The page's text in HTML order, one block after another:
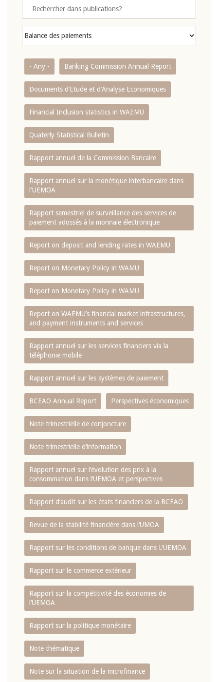
- Any - Banking Commission Annual Report
Documents d’Etude et d’Analyse Economiques
Financial Inclusion statistics in WAEMU
Quaterly Statistical Bulletin
Rapport annuel de la Commission Bancaire
Rapport annuel sur la monétique interbancaire dans
l'UEMOA
Rapport semestriel de surveillance des services de
paiement adossés à la monnaie électronique
Report on deposit and lending rates in WAEMU
Report on Monetary Policy in WAMU
Report on Monetary Policy in WAMU
Report on WAEMU’s financial market infrastructures,
and payment instruments and services
Rapport annuel sur les services financiers via la
téléphonie mobile
Rapport annuel sur les systèmes de paiement
BCEAO Annual Report Perspectives économiques
Note trimestrielle de conjoncture
Note trimestrielle d‘information
Rapport annuel sur l‘évolution des prix à la
consommation dans l‘UEMOA et perspectives
Rapport d‘audit sur les états financiers de la BCEAO
Revue de la stabilité financière dans l‘UMOA
Rapport sur les conditions de banque dans L‘UEMOA
Rapport sur le commerce extérieur
Rapport sur la compétitivité des économies de
l‘UEMOA
Rapport sur la politique monétaire
Note thématique
Note sur la situation de la microfinance